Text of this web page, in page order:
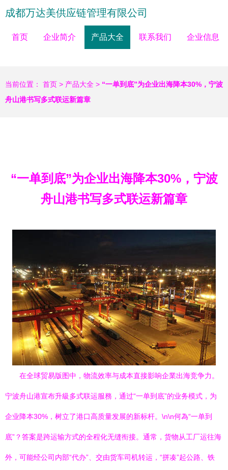
成都万达美供应链管理有限公司
首页 企业简介 产品大全 联系我们 企业信息
当前位置： 首页 > 产品大全 > “一单到底”为企业出海降本30%，宁波
舟山港书写多式联运新篇章
“一单到底”为企业出海降本30%，宁波
舟山港书写多式联运新篇章
在全球贸易版图中，物流效率与成本直接影响企業出海竞争力。
宁波舟山港宣布升級多式联运服務，通过“一单到底”的业务模式，为
企业降本30%，树立了港口高质量发展的新标杆。\n\n何為“一单到
底”？答案是跨运输方式的全程化无缝衔接。通常，货物从工厂运往海
外，可能经公司内部“代办”、交由货车司机转运，“拼凑”起公路、铁